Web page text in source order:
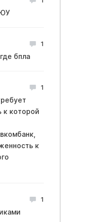
1
бпла
1
к которой
к
1